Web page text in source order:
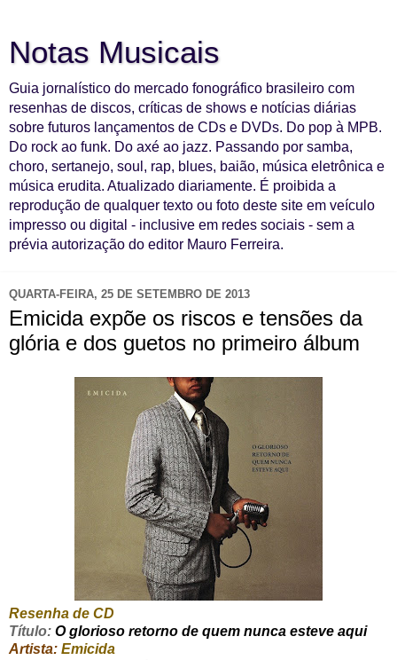
Notas Musicais
Guia jornalístico do mercado fonográfico brasileiro com
resenhas de discos, críticas de shows e notícias diárias
sobre futuros lançamentos de CDs e DVDs. Do pop à MPB.
Do rock ao funk. Do axé ao jazz. Passando por samba,
choro, sertanejo, soul, rap, blues, baião, música eletrônica e
música erudita. Atualizado diariamente. É proibida a
reprodução de qualquer texto ou foto deste site em veículo
impresso ou digital - inclusive em redes sociais - sem a
prévia autorização do editor Mauro Ferreira.
QUARTA-FEIRA, 25 DE SETEMBRO DE 2013
Emicida expõe os riscos e tensões da
glória e dos guetos no primeiro álbum
Resenha de CD
Título: O glorioso retorno de quem nunca esteve aqui
Artista: Emicida